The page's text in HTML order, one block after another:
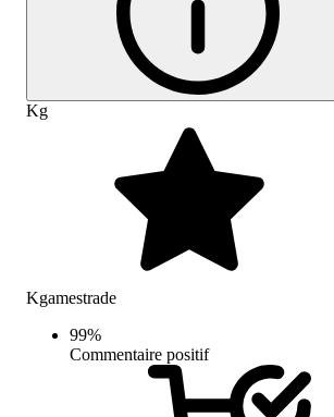
Kg
Kgamestrade
99%
Commentaire positif